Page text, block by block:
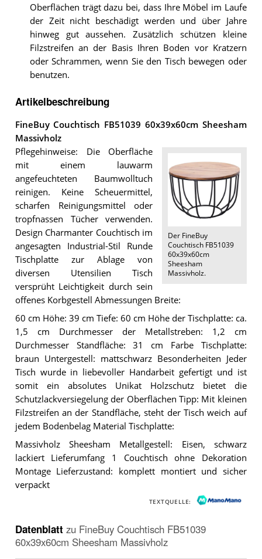
Oberflächen trägt dazu bei, dass Ihre Möbel im Laufe
der Zeit nicht beschädigt werden und über Jahre
hinweg gut aussehen. Zusätzlich schützen kleine
Filzstreifen an der Basis Ihren Boden vor Kratzern
oder Schrammen, wenn Sie den Tisch bewegen oder
benutzen.
Artikelbeschreibung
FineBuy Couchtisch FB51039 60x39x60cm Sheesham
Massivholz
Der FineBuy
Couchtisch FB51039
60x39x60cm
Sheesham
Massivholz.
Pflegehinweise: Die Oberfläche
mit einem lauwarm
angefeuchteten Baumwolltuch
reinigen. Keine Scheuermittel,
scharfen Reinigungsmittel oder
tropfnassen Tücher verwenden.
Design Charmanter Couchtisch im
angesagten Industrial-Stil Runde
Tischplatte zur Ablage von
diversen Utensilien Tisch
versprüht Leichtigkeit durch sein
offenes Korbgestell Abmessungen Breite:
60 cm Höhe: 39 cm Tiefe: 60 cm Höhe der Tischplatte: ca.
1,5 cm Durchmesser der Metallstreben: 1,2 cm
Durchmesser Standfläche: 31 cm Farbe Tischplatte:
braun Untergestell: mattschwarz Besonderheiten Jeder
Tisch wurde in liebevoller Handarbeit gefertigt und ist
somit ein absolutes Unikat Holzschutz bietet die
Schutzlackversiegelung der Oberflächen Tipp: Mit kleinen
Filzstreifen an der Standfläche, steht der Tisch weich auf
jedem Bodenbelag Material Tischplatte:
Massivholz Sheesham Metallgestell: Eisen, schwarz
lackiert Lieferumfang 1 Couchtisch ohne Dekoration
Montage Lieferzustand: komplett montiert und sicher
verpackt
TEXTQUELLE:
Datenblatt zu FineBuy Couchtisch FB51039
60x39x60cm Sheesham Massivholz